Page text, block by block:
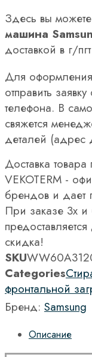
Здесь вы можете
машина
доставкой в г/
Для оформления
отправить
телефона. В
свяжется
деталей (адрес
Доставка
VEKOTERM -
брендов и дает
При заказе 3х и
предоставляется
скидка!
SKU
Categories
фронтальной
Бренд: Samsung
Описание